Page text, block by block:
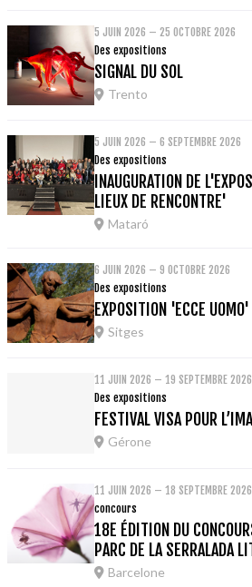
5 JUIN 2026 – 25 OCTOBRE 2026
Des expositions
SIGNAL DU SOL
Trento
5 JUIN 2026 – 6 SEPTEMBRE 2026
Des expositions
INAUGURATION DE
LIEUX DE RENCONTRE'
Mataró
6 JUIN 2026 – 9 OCTOBRE 2026
Des expositions
EXPOSITION 'ECCE UOMO'
Sitges
11 JUIN 2026 – 19 SEPTEMBRE 2026
Des expositions
FESTIVAL VISA POUR
Gérone
11 JUIN 2026 – 18 SEPTEMBRE 2026
concours
18E ÉDITION DU
PARC DE LA SERRALADA
Barcelone